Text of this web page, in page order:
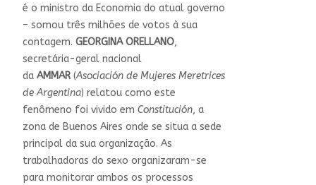
é o ministro da Economia do atual governo
– somou três milhões de votos à sua
contagem. GEORGINA ORELLANO,
secretária-geral nacional
da AMMAR(Asociación de Mujeres Meretrices
de Argentina) relatou como este
fenômeno foi vivido em Constitución, a
zona de Buenos Aires onde se situa a sede
principal da sua organização. As
trabalhadoras do sexo organizaram-se
para monitorar ambos os processos